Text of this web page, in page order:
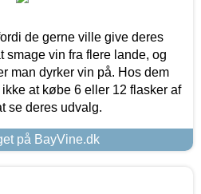
de gerne ville give deres
smage vin fra flere lande, og
man dyrker vin på. Hos dem
at købe 6 eller 12 flasker af
se deres udvalg.
på BayVine.dk